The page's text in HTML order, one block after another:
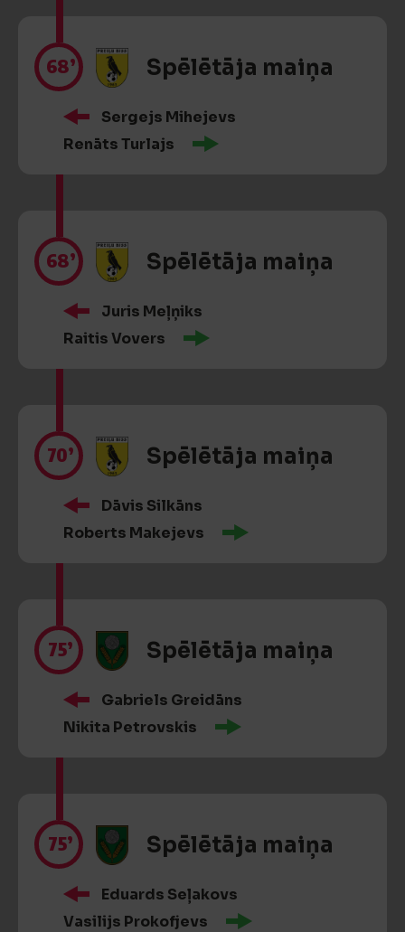
68’ Spēlētāja maiņa
Sergejs Mihejevs
Renāts Turlajs
68’ Spēlētāja maiņa
Juris Meļņiks
Raitis Vovers
70’ Spēlētāja maiņa
Dāvis Silkāns
Roberts Makejevs
75’ Spēlētāja maiņa
Gabriels Greidāns
Nikita Petrovskis
75’ Spēlētāja maiņa
Eduards Seļakovs
Vasilijs Prokofjevs